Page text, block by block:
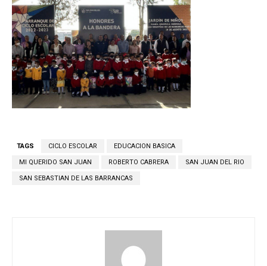
TAGS CICLO ESCOLAR EDUCACION BASICA
MI QUERIDO SAN JUAN ROBERTO CABRERA SAN JUAN DEL RIO
SAN SEBASTIAN DE LAS BARRANCAS